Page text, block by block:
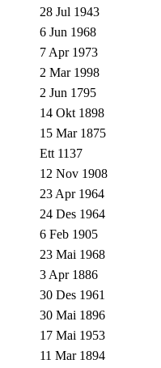
28 Jul 1943
6 Jun 1968
7 Apr 1973
2 Mar 1998
2 Jun 1795
14 Okt 1898
15 Mar 1875
Ett 1137
12 Nov 1908
23 Apr 1964
24 Des 1964
6 Feb 1905
23 Mai 1968
3 Apr 1886
30 Des 1961
30 Mai 1896
17 Mai 1953
11 Mar 1894